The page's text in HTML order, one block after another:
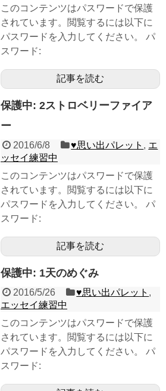
このコンテンツはパスワードで保護
されています。閲覧するには以下に
パスワードを入力してください。 パ
スワード:
記事を読む
保護中: 2ストロベリーファイア
ー
2016/6/8 ♥︎思い出パレット , エ
ッセイ練習中
このコンテンツはパスワードで保護
されています。閲覧するには以下に
パスワードを入力してください。 パ
スワード:
記事を読む
保護中: 1天のめぐみ
2016/5/26 ♥︎思い出パレット ,
エッセイ練習中
このコンテンツはパスワードで保護
されています。閲覧するには以下に
パスワードを入力してください。 パ
スワード: